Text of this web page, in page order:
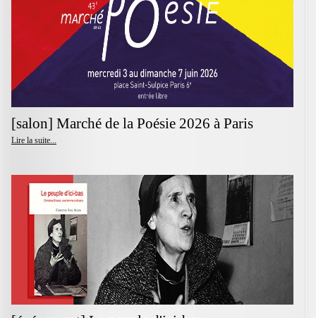
[salon] Marché de la Poésie 2026 à Paris
Lire la suite...